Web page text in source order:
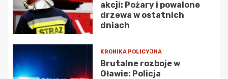
akcji: Pożary i powalone
drzewa w ostatnich
dniach
KRONIKA POLICYJNA
Brutalne rozboje w
Oławie: Policja